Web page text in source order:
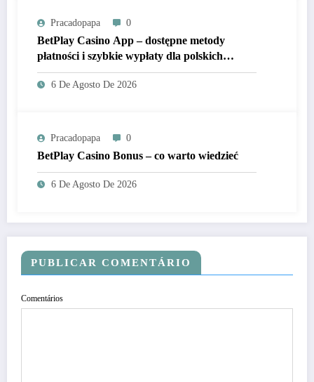
Pracadopapa 0
BetPlay Casino App – dostępne metody
płatności i szybkie wypłaty dla polskich
graczy
6 De Agosto De 2026
Pracadopapa 0
BetPlay Casino Bonus – co warto wiedzieć
6 De Agosto De 2026
PUBLICAR COMENTÁRIO
Comentários